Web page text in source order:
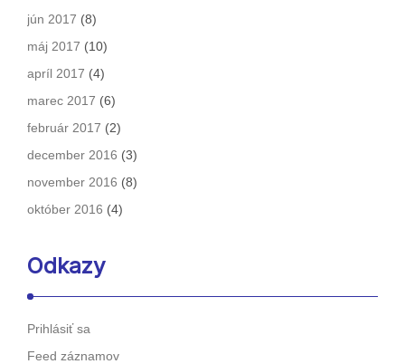
jún 2017 (8)
máj 2017 (10)
apríl 2017 (4)
marec 2017 (6)
február 2017 (2)
december 2016 (3)
november 2016 (8)
október 2016 (4)
Odkazy
Prihlásiť sa
Feed záznamov